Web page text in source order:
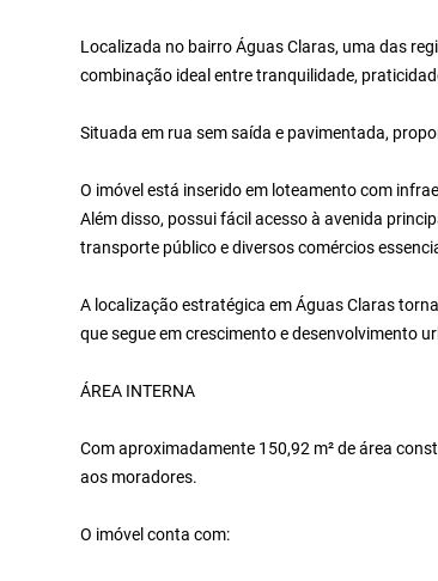
Localizada no bairro Águas Claras, uma das
combinação ideal entre tranquilidade,
Situada em rua sem saída e pavimentada,
O imóvel está inserido em loteamento com
Além disso, possui fácil acesso à avenida
transporte público e diversos comércios
A localização estratégica em Águas Claras
que segue em crescimento e desenvolvimento
ÁREA INTERNA
Com aproximadamente 150,92 m² de área
aos moradores.
O imóvel conta com: